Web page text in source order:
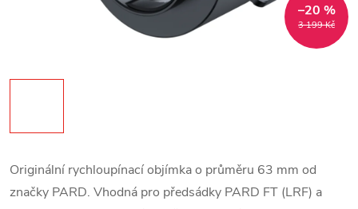
3 199 Kč
–20 %
Originální rychloupínací objímka o průměru 63 mm od
značky PARD. Vhodná pro předsádky PARD FT (LRF) a